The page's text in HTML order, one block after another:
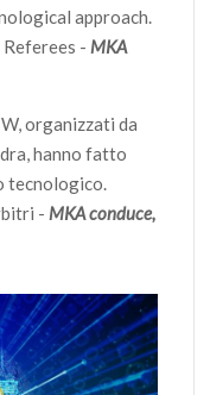
approach.
- MKA
organizzati da
hanno fatto
tecnologico.
- MKA conduce,